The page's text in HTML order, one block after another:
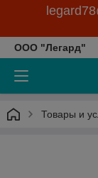
ООО "Легард"
Товары и